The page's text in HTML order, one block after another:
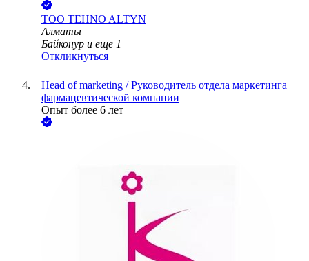
ТОО TEHNO ALTYN
Алматы
Байконур и еще 1
Откликнуться
Head of marketing / Руководитель отдела маркетинга
фармацевтической компании
Опыт более 6 лет